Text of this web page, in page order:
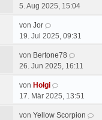
5. Aug 2025, 15:04
von Jor
19. Jul 2025, 09:31
von Bertone78
26. Jun 2025, 16:11
von Holgi
17. Mär 2025, 13:51
von Yellow Scorpion